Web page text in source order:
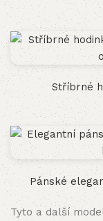
Stříbrné
Pánské
Tyto a další